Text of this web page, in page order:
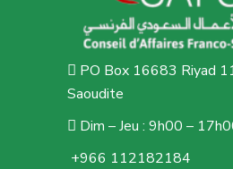
PO Box 16683 Riyad
Saoudite
Dim – Jeu : 9h00 –
+966 112182184